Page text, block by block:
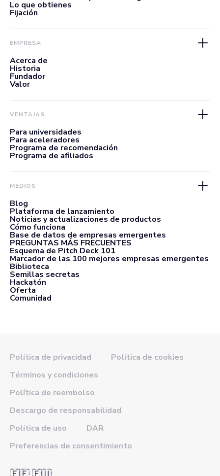
Lo que obtienes
Fijación
EMPRESA
Acerca de
Historia
Fundador
Valor
VENTAJAS
Para universidades
Para aceleradores
Programa de recomendación
Programa de afiliados
MEDIOS
Blog
Plataforma de lanzamiento
Noticias y actualizaciones de productos
Cómo funciona
Base de datos de empresas emergentes
PREGUNTAS MÁS FRECUENTES
Esquema de Pitch Deck 101
Marcador de las 100 mejores empresas emergentes
Biblioteca
Semillas secretas
Hackatón
Oferta
Comunidad
Política de privacidad
Política de cookies
Términos y condiciones
Política de reembolso
Descargo de responsabilidad
Política de uso
DAR
Preferencias de consentimiento